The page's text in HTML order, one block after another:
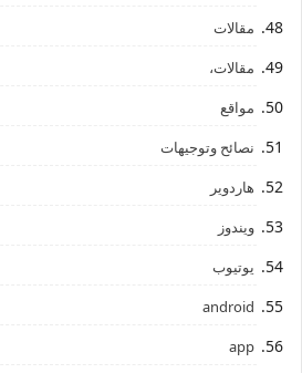
مقالات
مقالات،
مواقع
نصائح وتوجيهات
هاردوير
ويندوز
يوتيوب
android
app